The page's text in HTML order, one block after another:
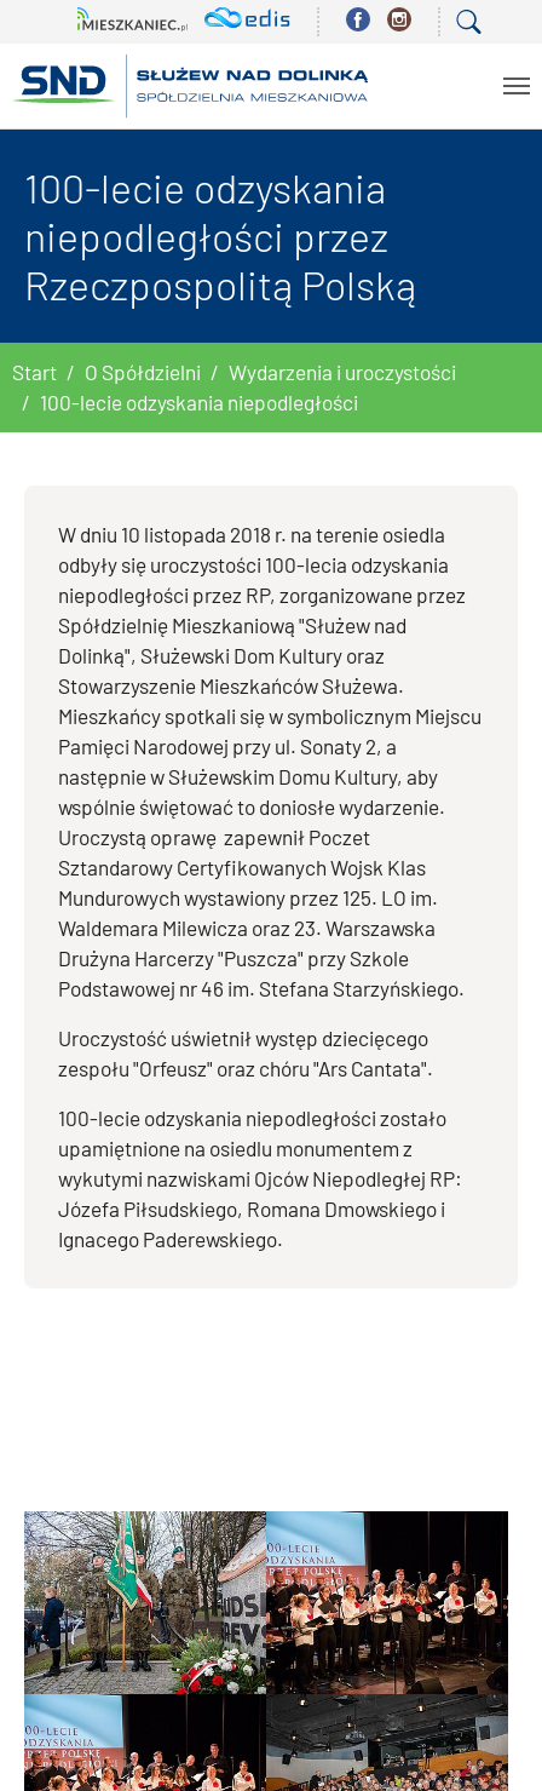
100-lecie odzyskania
niepodległości przez
Rzeczpospolitą Polską
Start O Spółdzielni
Wydarzenia i uroczystości
100-lecie odzyskania niepodległości
W dniu 10 listopada 2018 r. na terenie osiedla
odbyły się uroczystości 100-lecia odzyskania
niepodległości przez RP, zorganizowane przez
Spółdzielnię Mieszkaniową "Służew nad
Dolinką", Służewski Dom Kultury oraz
Stowarzyszenie Mieszkańców Służewa.
Mieszkańcy spotkali się w symbolicznym Miejscu
Pamięci Narodowej przy ul. Sonaty 2, a
następnie w Służewskim Domu Kultury, aby
wspólnie świętować to doniosłe wydarzenie.
Uroczystą oprawę zapewnił Poczet
Sztandarowy Certyfikowanych Wojsk Klas
Mundurowych wystawiony przez 125. LO im.
Waldemara Milewicza oraz 23. Warszawska
Drużyna Harcerzy "Puszcza" przy Szkole
Podstawowej nr 46 im. Stefana Starzyńskiego.
Uroczystość uświetnił występ dziecięcego
zespołu "Orfeusz" oraz chóru "Ars Cantata".
100-lecie odzyskania niepodległości zostało
upamiętnione na osiedlu monumentem z
wykutymi nazwiskami Ojców Niepodległej RP:
Józefa Piłsudskiego, Romana Dmowskiego i
Ignacego Paderewskiego.